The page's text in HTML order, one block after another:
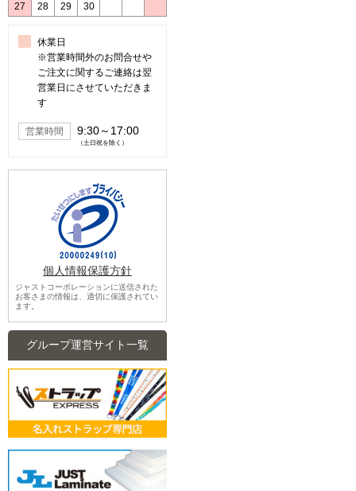
27
28 29 30
休業日
※営業時間外のお問合せや
ご注文に関するご連絡は翌
営業日にさせていただきま
す
営業時間 9:30～17:00
（土日祝を除く）
個人情報保護方針
ジャストコーポレーションに送信された
お客さまの情報は、適切に保護されてい
ます。
グループ運営サイト一覧